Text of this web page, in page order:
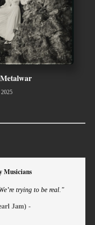
2025
Musicians
trying to be real."
Jam) -